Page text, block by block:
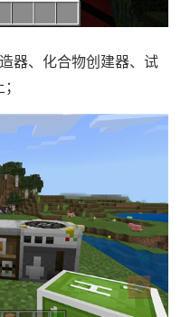
器、化合物创建器、试